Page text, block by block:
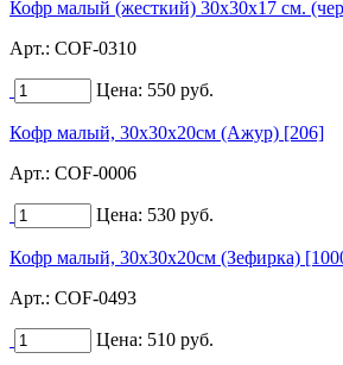
Кофр малый (жесткий) 30х30х17 см.
Арт.: COF-0310
Цена: 550 руб.
Кофр малый, 30х30х20см (Ажур) [206]
Арт.: COF-0006
Цена: 530 руб.
Кофр малый, 30х30х20см (Зефирка)
Арт.: COF-0493
Цена: 510 руб.